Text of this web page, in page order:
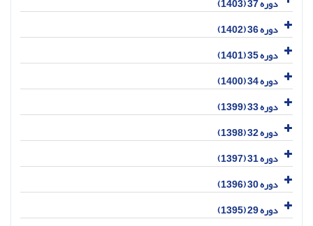
دوره 37 (1403)
دوره 36 (1402)
دوره 35 (1401)
دوره 34 (1400)
دوره 33 (1399)
دوره 32 (1398)
دوره 31 (1397)
دوره 30 (1396)
دوره 29 (1395)